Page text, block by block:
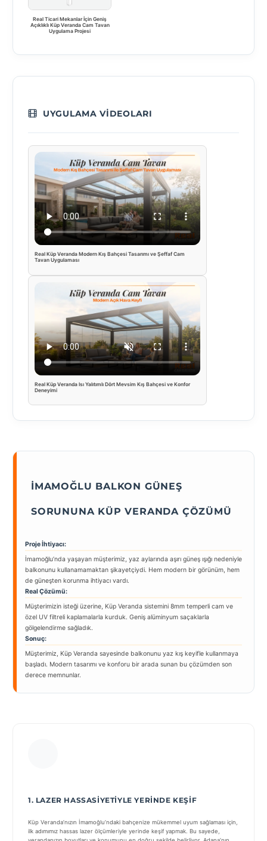
Real Ticari Mekanlar İçin Geniş
Açıklıklı Küp Veranda Cam Tavan
Uygulama Projesi
UYGULAMA VIDEOLARI
Real Küp Veranda Modern Kış Bahçesi Tasarımı ve Şeffaf Cam
Tavan Uygulaması
Real Küp Veranda Isı Yalıtımlı Dört Mevsim Kış Bahçesi ve Konfor
Deneyimi
İMAMOĞLU BALKON GÜNEŞ
SORUNUNA KÜP VERANDA ÇÖZÜMÜ
Proje İhtiyacı:
İmamoğlu’nda yaşayan müşterimiz, yaz aylarında aşırı güneş ışığı nedeniyle
balkonunu kullanamamaktan şikayetçiydi. Hem modern bir görünüm, hem
de güneşten korunma ihtiyacı vardı.
Real Çözümü:
Müşterimizin isteği üzerine, Küp Veranda sistemini 8mm temperli cam ve
özel UV filtreli kaplamalarla kurduk. Geniş alüminyum saçaklarla
gölgelendirme sağladık.
Sonuç:
Müşterimiz, Küp Veranda sayesinde balkonunu yaz kış keyifle kullanmaya
başladı. Modern tasarımı ve konforu bir arada sunan bu çözümden son
derece memnunlar.
1. LAZER HASSASIYETIYLE YERINDE KEŞIF
Küp Veranda’nızın İmamoğlu’ndaki bahçenize mükemmel uyum sağlaması için,
ilk adımımız hassas lazer ölçümleriyle yerinde keşif yapmak. Bu sayede,